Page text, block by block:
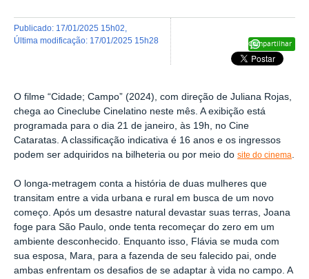
Compartilhar
publicado: 17/01/2025 15h02
última modificação: 17/01/2025 15h28
O filme “Cidade; Campo” (2024), com direção de Juliana Rojas,
chega ao Cineclube Cinelatino neste mês. A exibição está
programada para o dia 21 de janeiro, às 19h, no Cine
Cataratas. A classificação indicativa é 16 anos e os ingressos
podem ser adquiridos na bilheteria ou por meio do site do cinema
O longa-metragem conta a história de duas mulheres que
transitam entre a vida urbana e rural em busca de um novo
começo. Após um desastre natural devastar suas terras, Joana
foge para São Paulo, onde tenta recomeçar do zero em um
ambiente desconhecido. Enquanto isso, Flávia se muda com
sua esposa, Mara, para a fazenda de seu falecido pai, onde
ambas enfrentam os desafios de se adaptar à vida no campo. A